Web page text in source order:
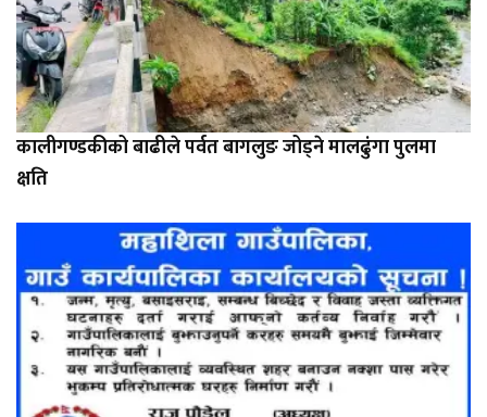
कालीगण्डकीको बाढीले पर्वत बागलुङ जोड्ने मालढुंगा पुलमा
क्षति